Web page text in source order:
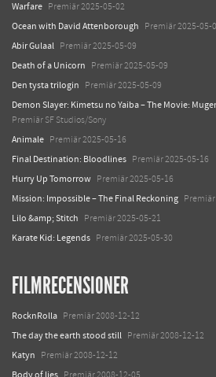
Warfare Premiär 2025-05-02
Ocean with David Attenborough Premiär 2025-05-
Abir Gulaal Premiär 2025-05-09
Death of a Unicorn Premiär 2025-05-09
Den tysta trilogin Premiär 2025-05-09
Demon Slayer: Kimetsu no Yaiba – The Movie:
Premiär SF Studios/Sony
Animale Premiär 2025-05-16
Final Destination: Bloodlines Premiär 2025-05-16
Hurry Up Tomorrow Premiär 2025-05-16
Mission: Impossible – The Final Reckoning
Lilo &amp; Stitch Premiär 2025-05-21
Karate Kid: Legends Premiär 2025-05-30
FILMRECENSIONER
RocknRolla Premiär 2008-12-12
The day the earth stood still Premiär 2008-12-12
Katyn Premiär 2008-12-12
Body of lies Premiär 2008-12-05